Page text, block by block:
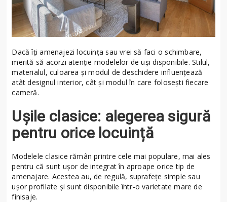
Dacă îți amenajezi locuința sau vrei să faci o schimbare,
merită să acorzi atenție modelelor de uși disponibile. Stilul,
materialul, culoarea și modul de deschidere influențează
atât designul interior, cât și modul în care folosești fiecare
cameră.
Ușile clasice: alegerea sigură
pentru orice locuință
Modelele clasice rămân printre cele mai populare, mai ales
pentru că sunt ușor de integrat în aproape orice tip de
amenajare. Acestea au, de regulă, suprafețe simple sau
ușor profilate și sunt disponibile într-o varietate mare de
finisaje.